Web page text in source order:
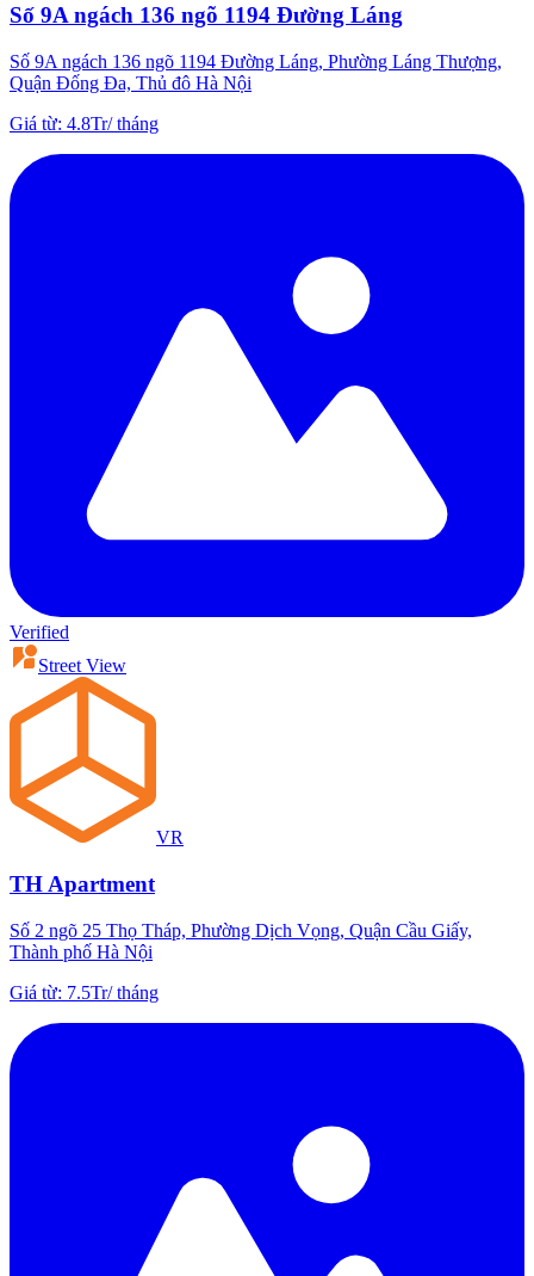
Số 9A ngách 136 ngõ 1194 Đường Láng
Số 9A ngách 136 ngõ 1194 Đường Láng, Phường Láng Thượng,
Quận Đống Đa, Thủ đô Hà Nội
Giá từ: 4.8Tr/tháng
Verified
Street View
VR
TH Apartment
Số 2 ngõ 25 Thọ Tháp, Phường Dịch Vọng, Quận Cầu Giấy,
Thành phố Hà Nội
Giá từ: 7.5Tr/tháng